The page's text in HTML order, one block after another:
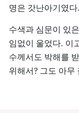
명은 갓난아기였다.
수색과 심문이 있
임없이 울었다. 이
수께서도 박해를
위해서? 그도 아무